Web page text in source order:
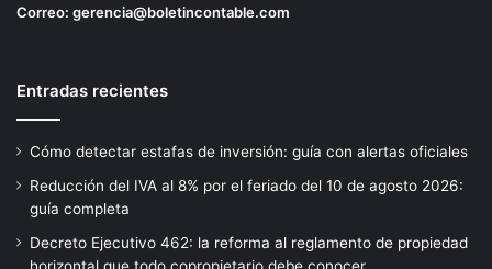
Correo: gerencia@boletincontable.com
Entradas recientes
Cómo detectar estafas de inversión: guía con alertas oficiales
Reducción del IVA al 8% por el feriado del 10 de agosto 2026:
guía completa
Decreto Ejecutivo 462: la reforma al reglamento de propiedad